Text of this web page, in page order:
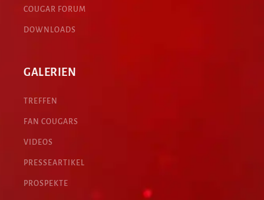
COUGAR FORUM
DOWNLOADS
GALERIEN
TREFFEN
FAN COUGARS
VIDEOS
PRESSEARTIKEL
PROSPEKTE